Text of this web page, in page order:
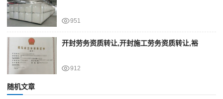
951
开封劳务资质转让,开封施工劳务资质转让,裕
912
随机文章